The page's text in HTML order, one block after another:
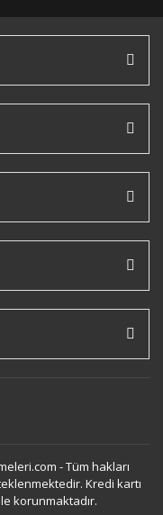
- Tüm hakları
Kredi kartı
korunmaktadır.